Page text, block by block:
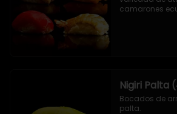
camarones
Nigiri Palta
Bocados de
palta.